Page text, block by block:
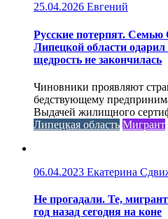
25.04.2026 Евгений
Русские потерпят. Семью
Липецкой области
щедрость не закончилась
Чиновники проявляют
бедствующему
Выдачей жилищного
Липецкая область Мигрант
06.04.2023 Екатерина
Не прогадали. Те,
год назад сегодня на коне